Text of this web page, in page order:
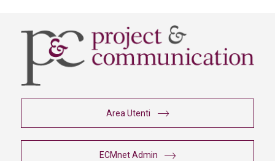
Area Utenti
ECMnet Admin